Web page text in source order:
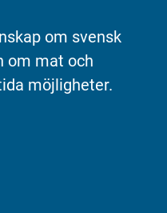
om svensk
om mat och
möjligheter.